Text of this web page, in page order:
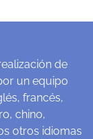
de
un equipo
francés,
chino,
otros idiomas